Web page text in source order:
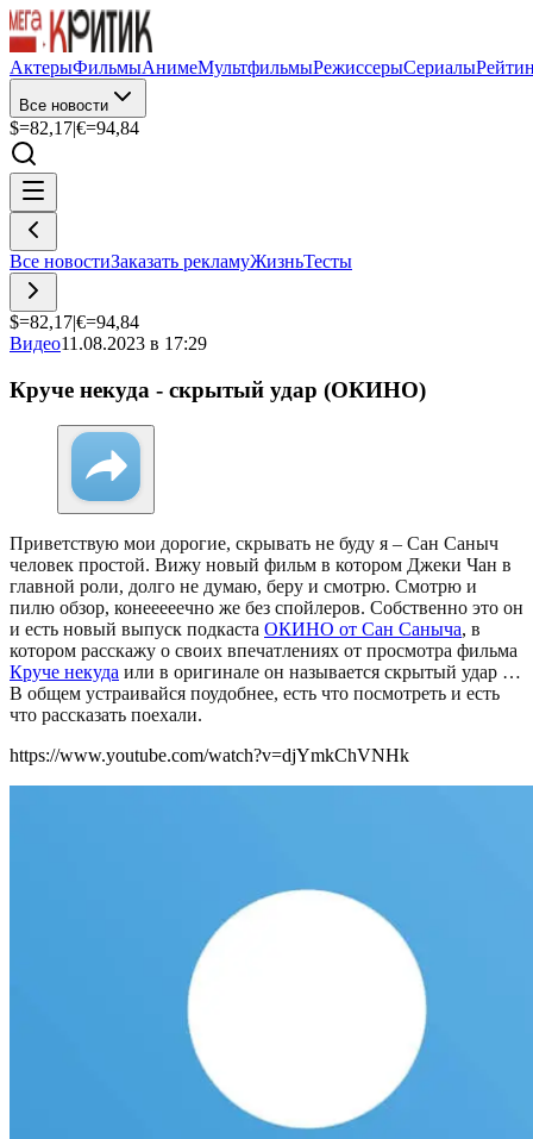
АктерыФильмыАнимеМультфильмыРежиссерыСериалы
Все новости
$=82,17|€=94,84
Все новостиЗаказать рекламуЖизньТесты
$=82,17|€=94,84
Видео11.08.2023 в 17:29
Круче некуда - скрытый удар (ОКИНО)
Приветствую мои дорогие, скрывать не буду я – Сан Саныч
человек простой. Вижу новый фильм в котором Джеки Чан в
главной роли, долго не думаю, беру и смотрю. Смотрю и
пилю обзор, конееееечно же без спойлеров. Собственно это он
и есть новый выпуск подкаста ОКИНО от Сан Саныча, в
котором расскажу о своих впечатлениях от просмотра фильма
Круче некуда или в оригинале он называется скрытый удар …
В общем устраивайся поудобнее, есть что посмотреть и есть
что рассказать поехали.
https://www.youtube.com/watch?v=djYmkChVNHk